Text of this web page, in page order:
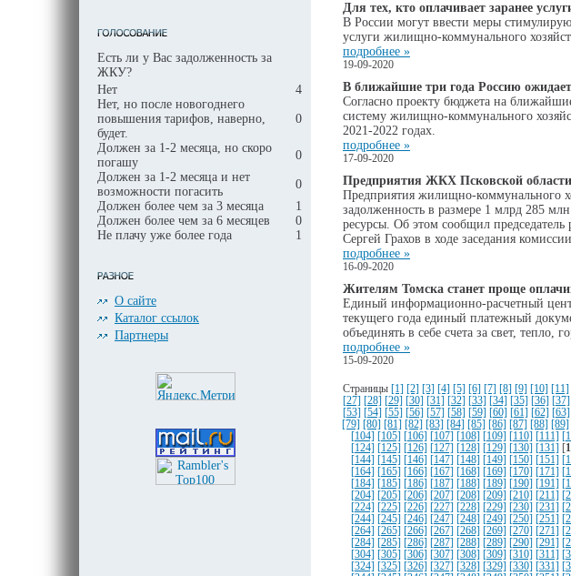
Есть ли у Вас задолженность за
ЖКУ?
Нет
4
Нет, но после новогоднего
повышения тарифов, наверно,
будет.
0
Должен за 1-2 месяца, но скоро
погашу
0
Должен за 1-2 месяца и нет
возможности погасить
0
Должен более чем за 3 месяца
1
Должен более чем за 6 месяцев
0
Не плачу уже более года
1
О сайте
Каталог ссылок
Партнеры
Для тех, кто оплачивает заранее
В России могут ввести меры
услуги жилищно-коммунального
подробнее »
19-09-2020
В ближайшие три года Россию
Согласно проекту бюджета на
систему жилищно-коммунального
2021-2022 годах.
подробнее »
17-09-2020
Предприятия ЖКХ Псковской области
Предприятия жилищно-коммунального
задолженность в размере 1 млрд 285
ресурсы. Об этом сообщил
Сергей Грахов в ходе заседания
подробнее »
16-09-2020
Жителям Томска станет проще
Единый информационно-расчетный
текущего года единый платежный
объединять в себе счета за свет, тепло,
подробнее »
15-09-2020
Страницы [1] [2] [3] [4] [5] [6] [7] [8] [9] [10] [11]
[27]
[28] [29] [30] [31] [32] [33] [34] [35] [36] [37]
[53]
[54] [55] [56] [57] [58] [59] [60] [61] [62] [63]
[79]
[80] [81] [82] [83] [84] [85] [86] [87] [88] [89]
[104]
[105] [106] [107] [108] [109] [110] [111]
[124]
[125] [126] [127] [128] [129] [130] [131]
[144]
[145] [146] [147] [148] [149] [150] [151]
[164]
[165] [166] [167] [168] [169] [170] [171]
[184]
[185] [186] [187] [188] [189] [190] [191]
[204]
[205] [206] [207] [208] [209] [210] [211]
[224]
[225] [226] [227] [228] [229] [230] [231]
[244]
[245] [246] [247] [248] [249] [250] [251]
[264]
[265] [266] [267] [268] [269] [270] [271]
[284]
[285] [286] [287] [288] [289] [290] [291]
[304]
[305] [306] [307] [308] [309] [310] [311]
[324]
[325] [326] [327] [328] [329] [330] [331]